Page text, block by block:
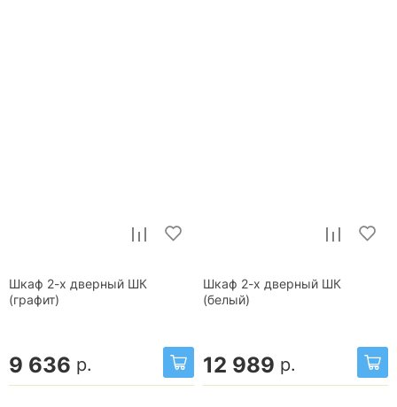
Шкаф 2-х дверный ШК
(графит)
9 636 р.
Шкаф 2-х дверный ШК
(белый)
12 989 р.